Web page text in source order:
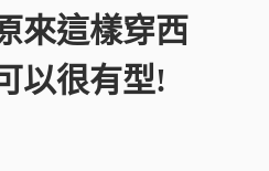
來這樣穿西
以很有型!